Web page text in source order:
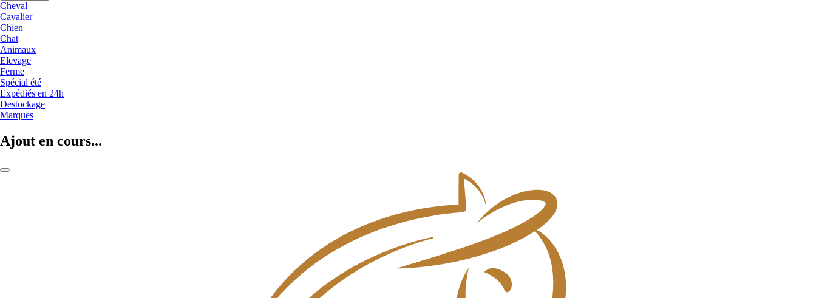
Cheval
Cavalier
Chien
Chat
Animaux
Elevage
Ferme
Spécial été
Expédiés en 24h
Destockage
Marques
Ajout en cours...